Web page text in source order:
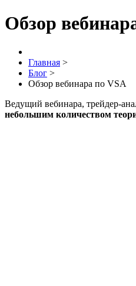
Обзор
Главная >
Блог >
Обзор вебинара по VSA
Ведущий вебинара, трейдер-
небольшим количеством